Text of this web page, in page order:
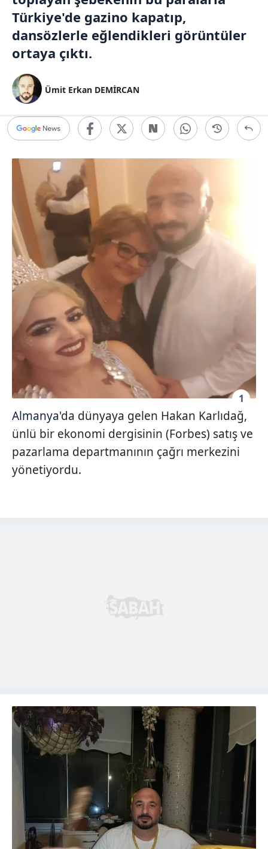
Türkiye'de gazino kapatıp,
dansözlerle eğlendikleri görüntüler
ortaya çıktı.
Ümit Erkan DEMİRCAN
1
Almanya'da dünyaya gelen Hakan Karlıdağ,
ünlü bir ekonomi dergisinin (Forbes) satış ve
pazarlama departmanının çağrı merkezini
yönetiyordu.